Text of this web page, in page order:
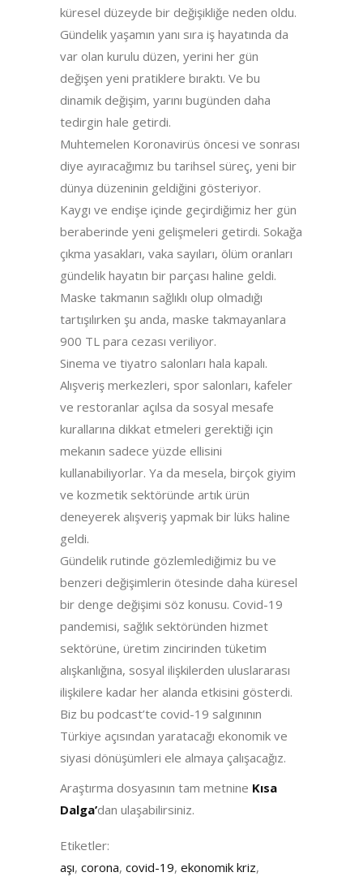
küresel düzeyde bir değişikliğe neden oldu.
Gündelik yaşamın yanı sıra iş hayatında da
var olan kurulu düzen, yerini her gün
değişen yeni pratiklere bıraktı. Ve bu
dinamik değişim, yarını bugünden daha
tedirgin hale getirdi.
Muhtemelen Koronavirüs öncesi ve sonrası
diye ayıracağımız bu tarihsel süreç, yeni bir
dünya düzeninin geldiğini gösteriyor.
Kaygı ve endişe içinde geçirdiğimiz her gün
beraberinde yeni gelişmeleri getirdi. Sokağa
çıkma yasakları, vaka sayıları, ölüm oranları
gündelik hayatın bir parçası haline geldi.
Maske takmanın sağlıklı olup olmadığı
tartışılırken şu anda, maske takmayanlara
900 TL para cezası veriliyor.
Sinema ve tiyatro salonları hala kapalı.
Alışveriş merkezleri, spor salonları, kafeler
ve restoranlar açılsa da sosyal mesafe
kurallarına dikkat etmeleri gerektiği için
mekanın sadece yüzde ellisini
kullanabiliyorlar. Ya da mesela, birçok giyim
ve kozmetik sektöründe artık ürün
deneyerek alışveriş yapmak bir lüks haline
geldi.
Gündelik rutinde gözlemlediğimiz bu ve
benzeri değişimlerin ötesinde daha küresel
bir denge değişimi söz konusu. Covid-19
pandemisi, sağlık sektöründen hizmet
sektörüne, üretim zincirinden tüketim
alışkanlığına, sosyal ilişkilerden uluslararası
ilişkilere kadar her alanda etkisini gösterdi.
Biz bu podcast’te covid-19 salgınının
Türkiye açısından yaratacağı ekonomik ve
siyasi dönüşümleri ele almaya çalışacağız.
Araştırma dosyasının tam metnine Kısa
Dalga’dan ulaşabilirsiniz.
Etiketler:
aşı, corona, covid-19, ekonomik kriz,